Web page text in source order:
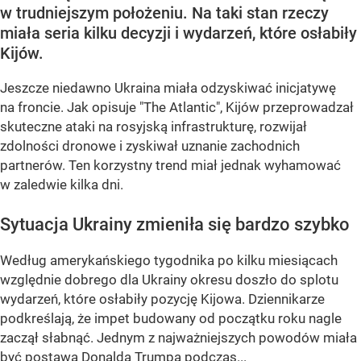
w trudniejszym położeniu. Na taki stan rzeczy
miała seria kilku decyzji i wydarzeń, które osłabiły
Kijów.
Jeszcze niedawno Ukraina miała odzyskiwać inicjatywę
na froncie. Jak opisuje "The Atlantic", Kijów przeprowadzał
skuteczne ataki na rosyjską infrastrukturę, rozwijał
zdolności dronowe i zyskiwał uznanie zachodnich
partnerów. Ten korzystny trend miał jednak wyhamować
w zaledwie kilka dni.
Sytuacja Ukrainy zmieniła się bardzo szybko
Według amerykańskiego tygodnika po kilku miesiącach
względnie dobrego dla Ukrainy okresu doszło do splotu
wydarzeń, które osłabiły pozycję Kijowa. Dziennikarze
podkreślają, że impet budowany od początku roku nagle
zaczął słabnąć. Jednym z najważniejszych powodów miała
być postawa Donalda Trumpa podczas...